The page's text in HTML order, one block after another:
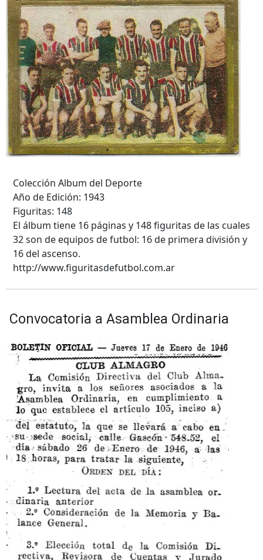
Colección Album del Deporte
Año de Edición: 1943
Figuritas: 148
El álbum tiene 16 páginas y 148 figuritas de las cuales
32 son de equipos de futbol: 16 de primera división y
16 del ascenso.
http://www.figuritasdefutbol.com.ar
Convocatoria a Asamblea Ordinaria